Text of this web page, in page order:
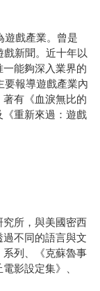
遊戲產業。曾是
新聞。近十年以
能夠深入業界的
要報導遊戲產業內
有《血淚無比的
重新來過：遊戲
所，與美國密西
不同的語言與文
列、《克蘇魯事
影設定集》、